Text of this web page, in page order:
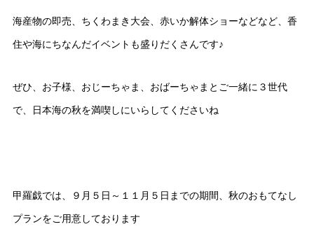
海産物の即売、ちくわまき大会、赤いか解体ショーなどなど、香
住や海にちなんだイベントも盛りだくさんです♪
ぜひ、お子様、おじーちゃま、おばーちゃまとご一緒に３世代
で、日本海の秋を満喫しにいらしてくださいね
甲羅戯では、９月５日～１１月５日までの期間、秋のおもてなし
プランをご用意しております